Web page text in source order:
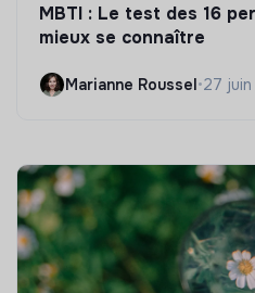
MBTI : Le test des 16
mieux se connaître
Marianne Roussel•27